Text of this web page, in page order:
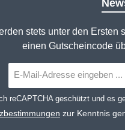
stets unter den
einen Gutscheincode
Mail-
reCAPTCHA geschützt und es
zur Kenntnis